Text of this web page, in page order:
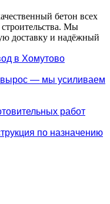
бетон всех
строительства. Мы
доставку и надёжный
в Хомутово
— мы усиливаем
работ
по назначению